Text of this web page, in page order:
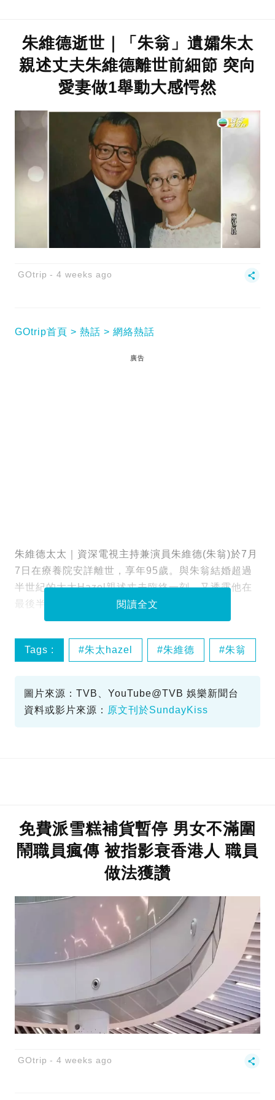
朱維德逝世｜「朱翁」遺孀朱太
親述丈夫朱維德離世前細節 突向
愛妻做1舉動大感愕然
GOtrip 4 weeks ago
GOtrip首頁 熱話 網絡熱話
廣告
朱維德太太｜資深電視主持兼演員朱維德(朱翁)於7月
7日在療養院安詳離世，享年95歲。與朱翁結婚超過
半世紀的太太Hazel親述丈夫臨終一刻，又透露他在
最後半年已認不出任何人，包括妻子Hazel。
閱讀全文
Tags : 朱太hazel 朱維德 朱翁
圖片來源：TVB、YouTube@TVB 娛樂新聞台
資料或影片來源： 原文刊於SundayKiss
免費派雪糕補貨暫停 男女不滿圍
鬧職員瘋傳 被指影衰香港人 職員
做法獲讚
GOtrip 4 weeks ago